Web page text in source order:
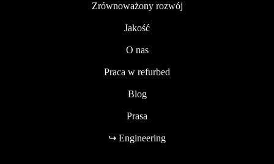
Zrównoważony rozwój
Jakość
O nas
Praca w refurbed
Blog
Prasa
↪ Engineering